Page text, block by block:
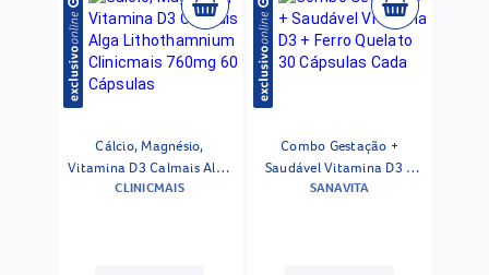
Cálcio, Magnésio,
Vitamina D3 Calmais Alga
Lithothamnium Clinicmais
CLINICMAIS
Combo Gestação +
Saudável Vitamina D3 +
Ferro Quelato 30 Cápsulas
SANAVITA